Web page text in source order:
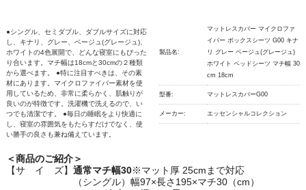
●シングル、セミダブル、ダブルサイズに対応
し、キナリ、グレー、ベージュ(グレージュ)、
ホワイトの4色展開で、どんな寝室にもぴった
り合います。マチ幅は18cmと30cmの２種類
から選べます。 ●特に注目すべきは、その素
材にあります。マイクロファイバー素材を使
用しているため、非常に柔らかく、肌触りが
良いのが特徴です。洗濯機で洗えるので、い
つでも清潔です。 ●毎日の睡眠をより快適に
し、寝室の雰囲気をもたらすだけでなく、使
い勝手の良さも兼ね備えています。
製品名:
マットレスカバー マイクロファ
イバー ボックスシーツ G00 キナ
リ グレー ベージュ(グレージュ)
ホワイト ベッドシーツ マチ幅 30
cm 18cm
型番: マットレスカバーG00
メーカー: エッセンシャルコレクション
＜商品のご紹介＞
【サ イ ズ】 通常マチ幅30※マット厚 25cmまで対応
（シングル）幅97×長さ195×マチ30（cm）